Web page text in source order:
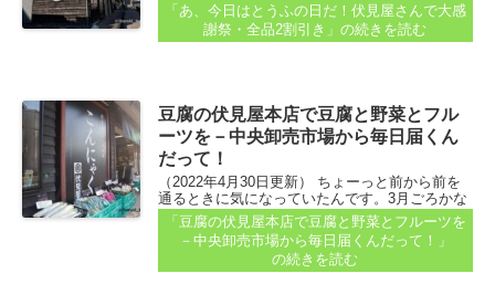
「あ、今日はとうふの日だ！伏見屋さんで大感
謝祭・全品2割引き」の続きを読む
豆腐の伏見屋本店で豆腐と野菜とフル
ーツを－中央卸売市場から毎日届くん
だって！
（2022年4月30日更新） ちょーっと前から前を
通るときに気になっていたんです。3月ごろかな
ぁ…。 茨木市田中町にある、豆腐の店・伏見屋
さん。 お店の前に、野菜が並んでいたんです...
「豆腐の伏見屋本店で豆腐と野菜とフルーツを
－中央卸売市場から毎日届くんだって！」
の続きを読む